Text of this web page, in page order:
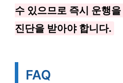
수 있으므로 즉시 운행
진단을 받아야 합니다.
FAQ